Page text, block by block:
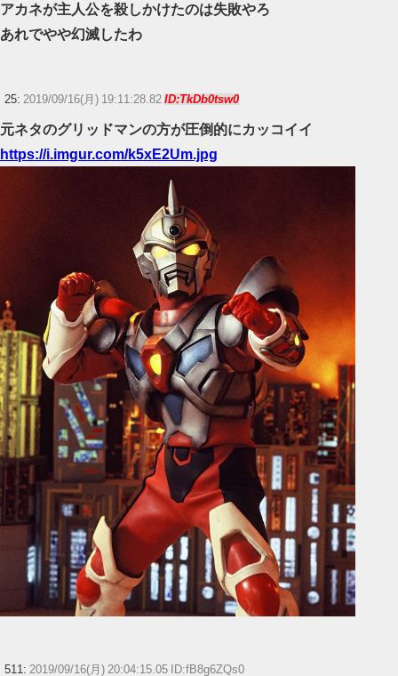
アカネが主人公を殺しかけたのは失敗やろ
あれでやや幻滅したわ
25: 2019/09/16(月) 19:11:28.82 ID:TkDb0tsw0
元ネタのグリッドマンの方が圧倒的にカッコイイ
https://i.imgur.com/k5xE2Um.jpg
511: 2019/09/16(月) 20:04:15.05 ID:fB8g6ZQs0